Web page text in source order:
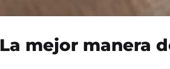
La mejor manera